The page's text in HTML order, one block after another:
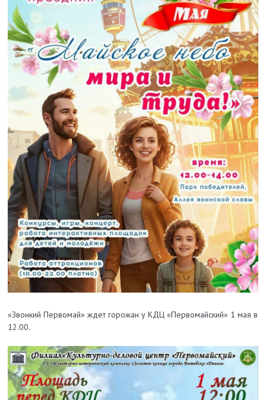
«Звонкий Первомай» ждет горожан у КДЦ «Первомайский» 1 мая в
12.00.